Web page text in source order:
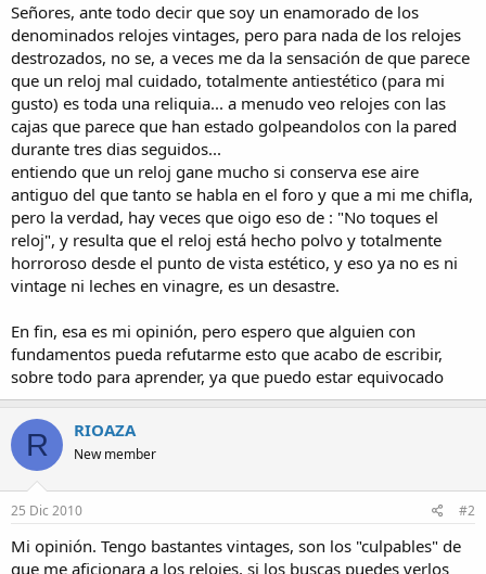
Señores, ante todo decir que soy un enamorado de los
denominados relojes vintages, pero para nada de los relojes
destrozados, no se, a veces me da la sensación de que parece
que un reloj mal cuidado, totalmente antiestético (para mi
gusto) es toda una reliquia... a menudo veo relojes con las
cajas que parece que han estado golpeandolos con la pared
durante tres dias seguidos...
entiendo que un reloj gane mucho si conserva ese aire
antiguo del que tanto se habla en el foro y que a mi me chifla,
pero la verdad, hay veces que oigo eso de : "No toques el
reloj", y resulta que el reloj está hecho polvo y totalmente
horroroso desde el punto de vista estético, y eso ya no es ni
vintage ni leches en vinagre, es un desastre.
En fin, esa es mi opinión, pero espero que alguien con
fundamentos pueda refutarme esto que acabo de escribir,
sobre todo para aprender, ya que puedo estar equivocado
R RIOAZA
New member
25 Dic 2010 #2
Mi opinión. Tengo bastantes vintages, son los "culpables" de
que me aficionara a los relojes, si los buscas puedes verlos